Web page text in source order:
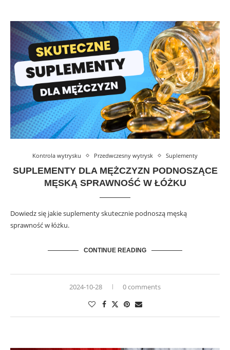
Kontrola wytrysku Przedwczesny wytrysk Suplementy
SUPLEMENTY DLA MĘŻCZYZN PODNOSZĄCE
MĘSKĄ SPRAWNOŚĆ W ŁÓŻKU
Dowiedz się jakie suplementy skutecznie podnoszą męską
sprawność w łóżku.
CONTINUE READING
2024-10-28 0 comments